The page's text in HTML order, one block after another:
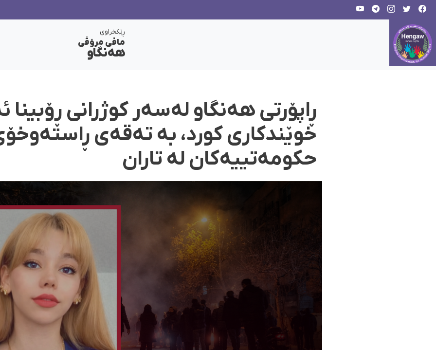
ڕێکخراوی
مافی مرۆڤی
هەنگاو
ڕاپۆرتی هەنگاو لەسەر کوژرانی ڕۆبینا
خوێندکاری کورد، بە تەقەی
حکومەتییەکان لە تاران